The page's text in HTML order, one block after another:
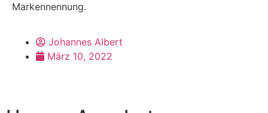
Markennennung.
Johannes Albert
März 10, 2022